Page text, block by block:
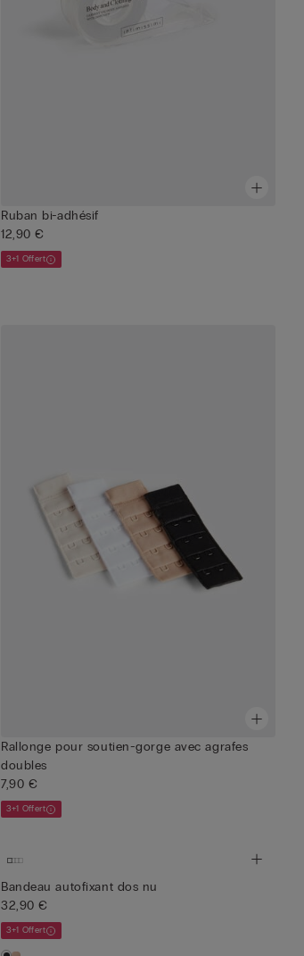
Ruban bi-adhésif
12,90 €
3+1 Offert
Rallonge pour soutien-gorge avec agrafes
doubles
7,90 €
3+1 Offert
Bandeau autofixant dos nu
32,90 €
3+1 Offert